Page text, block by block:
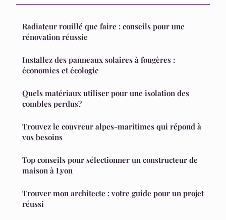
Radiateur rouillé que faire : conseils pour une
rénovation réussie
Installez des panneaux solaires à fougères :
économies et écologie
Quels matériaux utiliser pour une isolation des
combles perdus?
Trouvez le couvreur alpes-maritimes qui répond à
vos besoins
Top conseils pour sélectionner un constructeur de
maison à Lyon
Trouver mon architecte : votre guide pour un projet
réussi